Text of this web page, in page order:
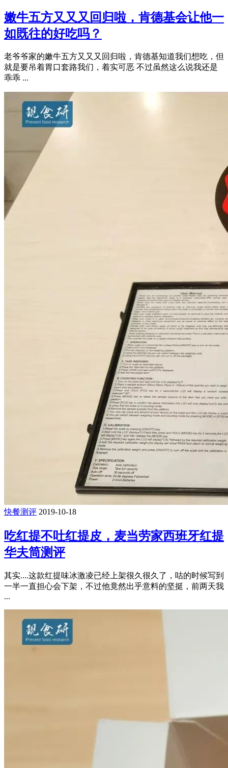
嫩牛五方又又又回归啦，肯德基会让他一
如既往的好吃吗？
老爷爷家的嫩牛五方又又又回归啦，肯德基知道我们想吃，但
就是要吊着胃口套路我们，着实可恶 不过虽然这么说我还是
乖乖 ...
快餐测评 2019-10-18
吃红提不吐红提皮，麦当劳家西班牙红提
华夫筒测评
其实....这款红提味冰激凌已经上架很久很久了，咕的时候写到
一半一直担心会下架，不过他竟然出乎意料的坚挺，前两天我
...